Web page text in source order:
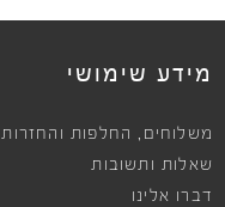
מידע שימושי
משלוחים , החלפות והחזרות
שאלות ותשובות
דברו אלינו